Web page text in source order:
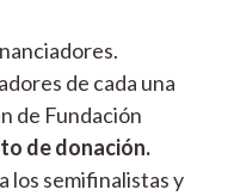
de cada una
de Fundación
de donación.
los semifinalistas y